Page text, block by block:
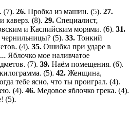
(7). 26. Пробка из машин. (5). 27.
каверз. (8). 29. Специалист,
и Каспийским морями. (6). 31.
(5). 33. Тонкий
(4). 35. Ошибка при ударе в
Яблочко мое наливчатое
(7). 39. Наём помещения. (6).
(5). 42. Женщина,
тебе ясно, что ты проиграл. (4).
(4). 46. Медовое яблочко грека. (4).
(5).